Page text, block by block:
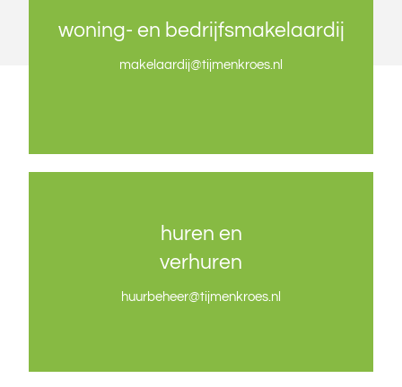
woning- en bedrijfsmakelaardij
makelaardij@tijmenkroes.nl
woning- en bedrijfsmakelaardij
makelaardij@tijmenkroes.nl
huren en
verhuren
huurbeheer@tijmenkroes.nl
huren en
verhuren
huurbeheer@tijmenkroes.nl